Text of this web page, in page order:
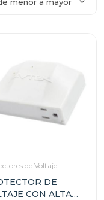
de Voltaje
DE
CON ALTA